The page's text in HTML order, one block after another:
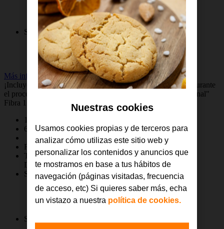
Servicios de deportes
Más info
¡Incluye una línea móvil adicional a 0 €! Recuerda añadirla durante
el proceso de contratación en el apartado "Añade línea adicional"
Fibra 1 línea
1 línea móvil 5G+
60 GB de datos
Fibra 600 Mb
TV 90 canales y SkyShowtime
Descodificador TV 4K y Wi-Fi
Servicios de streaming
Servicios de deportes
Nuestras cookies
Usamos cookies propias y de terceros para
analizar cómo utilizas este sitio web y
personalizar los contenidos y anuncios que
te mostramos en base a tus hábitos de
navegación (páginas visitadas, frecuencia
de acceso, etc) Si quieres saber más, echa
un vistazo a nuestra política de cookies.